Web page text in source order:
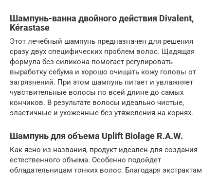
Шампунь-ванна двойного действия Divalent,
Kérastase
Этот лечебный шампунь предназначен для решения
сразу двух специфических проблем волос. Щадящая
формула без силикона помогает регулировать
выработку себума и хорошо очищать кожу головы от
загрязнений. При этом шампунь питает и увлажняет
чувствительные волосы по всей длине до самых
кончиков. В результате волосы идеально чистые,
эластичные и ухоженные без утяжеления на корнях.
Шампунь для объема Uplift Biolage R.A.W.
Как ясно из названия, продукт идеален для создания
естественного объема. Особенно подойдет
обладательницам тонких волос. Благодаря экстрактам